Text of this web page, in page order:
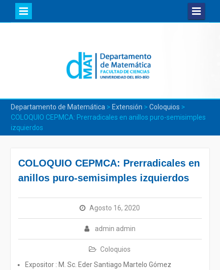
Departamento de Matemática > Extensión > Coloquios >
COLOQUIO CEPMCA: Prerradicales en anillos puro-semisimples
izquierdos
COLOQUIO CEPMCA: Prerradicales en
anillos puro-semisimples izquierdos
Agosto 16, 2020
admin admin
Coloquios
Expositor : M. Sc. Eder Santiago Martelo Gómez